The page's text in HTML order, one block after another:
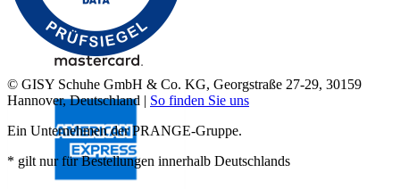
© GISY Schuhe GmbH & Co. KG, Georgstraße 27-29, 30159
Hannover, Deutschland | So finden Sie uns
Ein Unternehmen der PRANGE-Gruppe.
* gilt nur für Bestellungen innerhalb Deutschlands